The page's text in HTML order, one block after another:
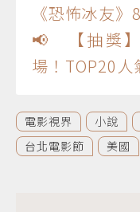
《恐怖冰友
📢 【抽獎】
場！TOP20
電影視界 小說
台北電影節
美國